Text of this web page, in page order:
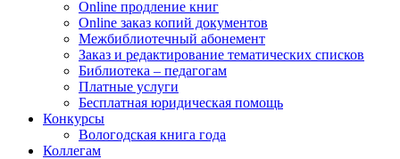
Online продление книг
Online заказ копий документов
Межбиблиотечный абонемент
Заказ и редактирование тематических списков
Библиотека – педагогам
Платные услуги
Бесплатная юридическая помощь
Конкурсы
Вологодская книга года
Коллегам